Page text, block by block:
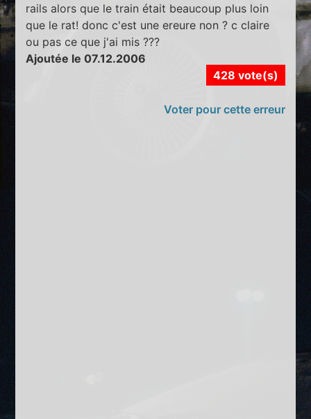
rails alors que le train était beaucoup plus loin
que le rat! donc c'est une ereure non ? c claire
ou pas ce que j'ai mis ???
Ajoutée le 07.12.2006
428 vote(s)
Voter pour cette erreur